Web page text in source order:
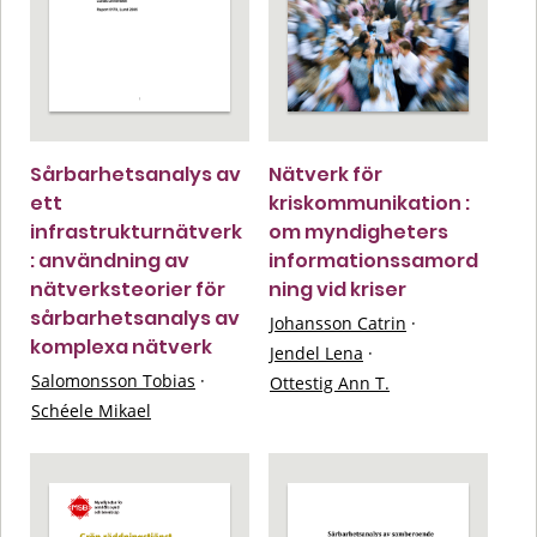
Sårbarhetsanalys av
ett
infrastrukturnätverk
: användning av
nätverksteorier för
sårbarhetsanalys av
komplexa nätverk
Salomonsson Tobias ·
Schéele Mikael
Nätverk för
kriskommunikation :
om myndigheters
informationssamord
ning vid kriser
Johansson Catrin ·
Jendel Lena ·
Ottestig Ann T.